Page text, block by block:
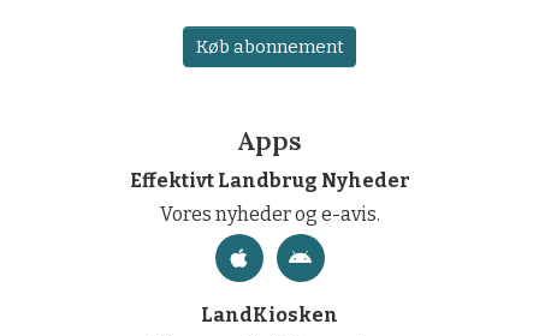
Køb abonnement
Apps
Effektivt Landbrug Nyheder
Vores nyheder og e-avis.
LandKiosken